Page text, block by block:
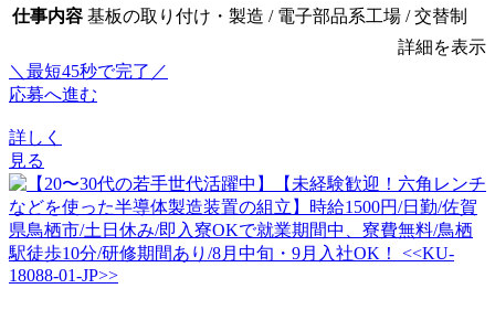
仕事内容 基板の取り付け・製造 / 電子部品系工場 / 交替制
詳細を表示
＼最短45秒で完了／
応募へ進む
詳しく
見る